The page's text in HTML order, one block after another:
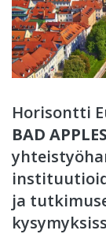
Horisontti
BAD APPLES
ja